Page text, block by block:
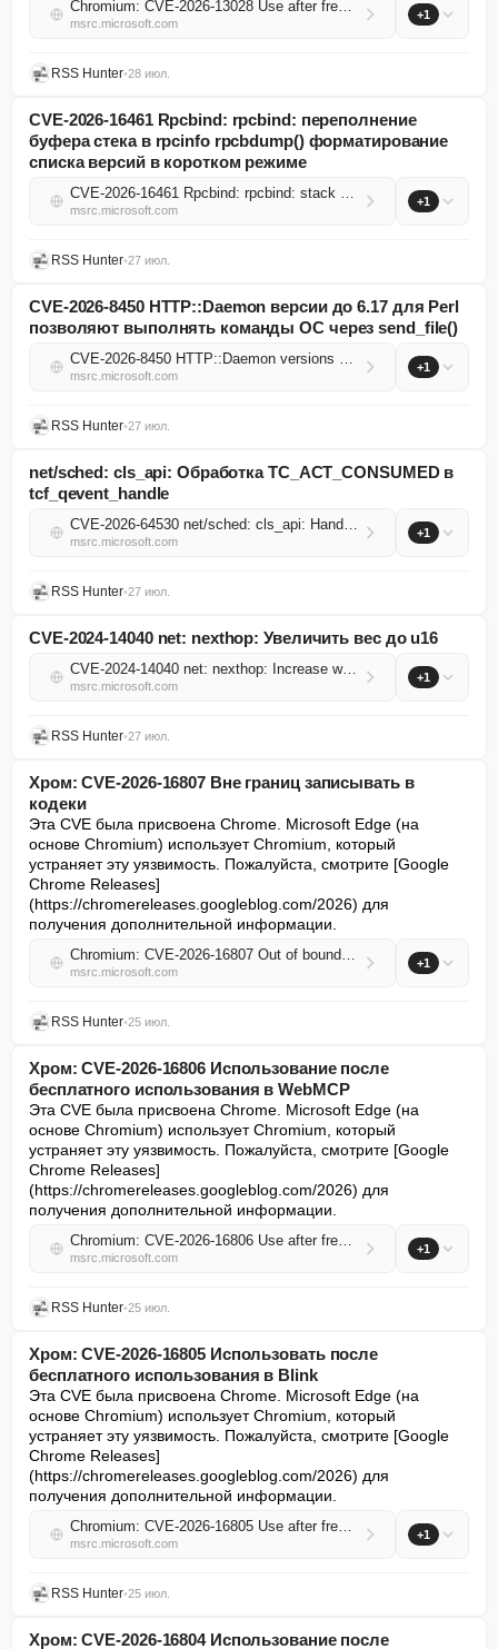
Chromium: CVE-2026-13028 Use after free in WebGL
msrc.microsoft.com
+1
RSS Hunter•28 июл.
CVE-2026-16461 Rpcbind: rpcbind: переполнение
буфера стека в rpcinfo rpcbdump() форматирование
списка версий в коротком режиме
CVE-2026-16461 Rpcbind: rpcbind: stack buffer overflow in rpcinfo rpcbdump() short-mode version-list formatting
msrc.microsoft.com
+1
RSS Hunter•27 июл.
CVE-2026-8450 HTTP::Daemon версии до 6.17 для Perl
позволяют выполнять команды ОС через send_file()
CVE-2026-8450 HTTP::Daemon versions before 6.17 for Perl allow OS command injection via send_file()
msrc.microsoft.com
+1
RSS Hunter•27 июл.
net/sched: cls_api: Обработка TC_ACT_CONSUMED в
tcf_qevent_handle
CVE-2026-64530 net/sched: cls_api: Handle TC_ACT_CONSUMED in tcf_qevent_handle
msrc.microsoft.com
+1
RSS Hunter•27 июл.
CVE-2024-14040 net: nexthop: Увеличить вес до u16
CVE-2024-14040 net: nexthop: Increase weight to u16
msrc.microsoft.com
+1
RSS Hunter•27 июл.
Хром: CVE-2026-16807 Вне границ записывать в
кодеки
Эта CVE была присвоена Chrome. Microsoft Edge (на
основе Chromium) использует Chromium, который
устраняет эту уязвимость. Пожалуйста, смотрите [Google
Chrome Releases]
(https://chromereleases.googleblog.com/2026) для
получения дополнительной информации.
Chromium: CVE-2026-16807 Out of bounds write in Codecs
msrc.microsoft.com
+1
RSS Hunter•25 июл.
Хром: CVE-2026-16806 Использование после
бесплатного использования в WebMCP
Эта CVE была присвоена Chrome. Microsoft Edge (на
основе Chromium) использует Chromium, который
устраняет эту уязвимость. Пожалуйста, смотрите [Google
Chrome Releases]
(https://chromereleases.googleblog.com/2026) для
получения дополнительной информации.
Chromium: CVE-2026-16806 Use after free in WebMCP
msrc.microsoft.com
+1
RSS Hunter•25 июл.
Хром: CVE-2026-16805 Использовать после
бесплатного использования в Blink
Эта CVE была присвоена Chrome. Microsoft Edge (на
основе Chromium) использует Chromium, который
устраняет эту уязвимость. Пожалуйста, смотрите [Google
Chrome Releases]
(https://chromereleases.googleblog.com/2026) для
получения дополнительной информации.
Chromium: CVE-2026-16805 Use after free in Blink
msrc.microsoft.com
+1
RSS Hunter•25 июл.
Хром: CVE-2026-16804 Использование после